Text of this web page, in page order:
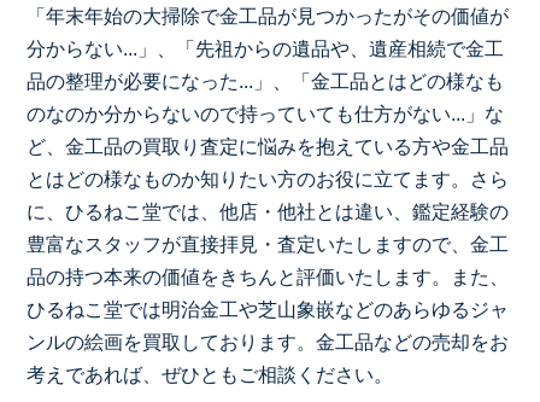
「年末年始の大掃除で金工品が見つかったがその価値が
分からない...」、「先祖からの遺品や、遺産相続で金工
品の整理が必要になった...」、「金工品とはどの様なも
のなのか分からないので持っていても仕方がない...」な
ど、金工品の買取り査定に悩みを抱えている方や金工品
とはどの様なものか知りたい方のお役に立てます。さら
に、ひるねこ堂では、他店・他社とは違い、鑑定経験の
豊富なスタッフが直接拝見・査定いたしますので、金工
品の持つ本来の価値をきちんと評価いたします。また、
ひるねこ堂では明治金工や芝山象嵌などのあらゆるジャ
ンルの絵画を買取しております。金工品などの売却をお
考えであれば、ぜひともご相談ください。